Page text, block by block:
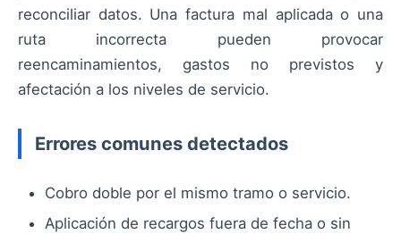
reconciliar datos. Una factura mal aplicada o una
ruta incorrecta pueden provocar
reencaminamientos, gastos no previstos y
afectación a los niveles de servicio.
Errores comunes detectados
Cobro doble por el mismo tramo o servicio.
Aplicación de recargos fuera de fecha o sin